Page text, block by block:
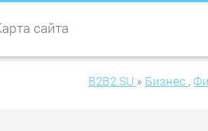
сайта
B2B2.SU » Бизнес ,